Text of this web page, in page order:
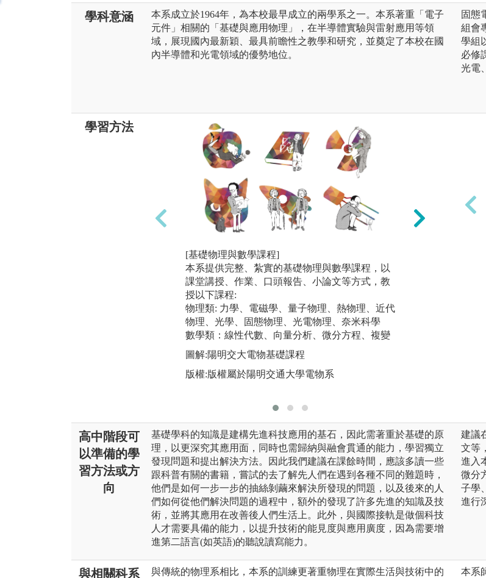
學科意涵
本系成立於1964年，為本校最早成立的兩學系之一。本系著重「電子
元件」相關的「基礎與應用物理」，在半導體實驗與雷射應用等領
域，展現國內最新穎、最具前瞻性之教學和研究，並奠定了本校在國
內半導體和光電領域的優勢地位。
固態
組會
學組
必修
光電
學習方法
[基礎物理與數學課程]
本系提供完整、紮實的基礎物理與數學課程，以
課堂講授、作業、口頭報告、小論文等方式，教
授以下課程:
物理類: 力學、電磁學、量子物理、熱物理、近代
物理、光學、固態物理、光電物理、奈米科學
數學類：線性代數、向量分析、微分方程、複變
圖解:陽明交大電物基礎課程
版權:版權屬於陽明交通大學電物系
[豐
除
近
實
驗
高中階段可
以準備的學
習方法或方
向
基礎學科的知識是建構先進科技應用的基石，因此需著重於基礎的原
理，以更深究其應用面，同時也需歸納與融會貫通的能力，學習獨立
發現問題和提出解決方法。因此我們建議在課餘時間，應該多讀一些
跟科普有關的書籍，嘗試的去了解先人們在遇到各種不同的難題時，
他們是如何一步一步的抽絲剝繭來解決所發現的問題，以及後來的人
們如何從他們解決問題的過程中，額外的發現了許多先進的知識及技
術，並將其應用在改善後人們生活上。此外，與國際接軌是做個科技
人才需要具備的能力，以提升技術的能見度與應用廣度，因為需要增
進第二語言(如英語)的聽說讀寫能力。
建議
文等
進入
微分
子學
進行
與相關科系
與傳統的物理系相比，本系的訓練更著重物理在實際生活與技術中的
本系